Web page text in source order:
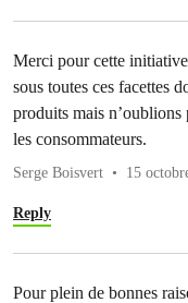
Merci pour cette
sous toutes ces facettes
produits mais n’oublions
les consommateurs.
Serge Boisvert 15
Reply
Pour plein de bonnes